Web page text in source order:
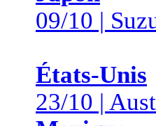
09/10 |
États-Unis
23/10 |